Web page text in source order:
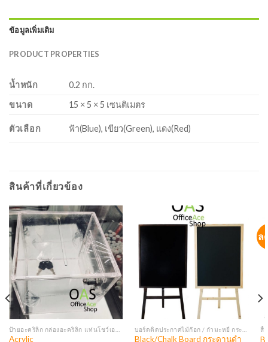
ข้อมูลเพิ่มเติม
PRODUCT PROPERTIES
น้ำหนัก
0.2 กก.
ขนาด
15 × 5 × 5 เซนติเมตร
ตัวเลือก ฟ้า(Blue), เขียว(Green), แดง(Red)
สินค้าที่เกี่ยวข้อง
Acrylic Black/Chalk Board กระดานดำ
ล
สื่